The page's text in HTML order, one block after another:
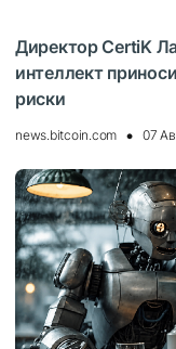
Директор CertiK
интеллект
риски
news.bitcoin.com 07